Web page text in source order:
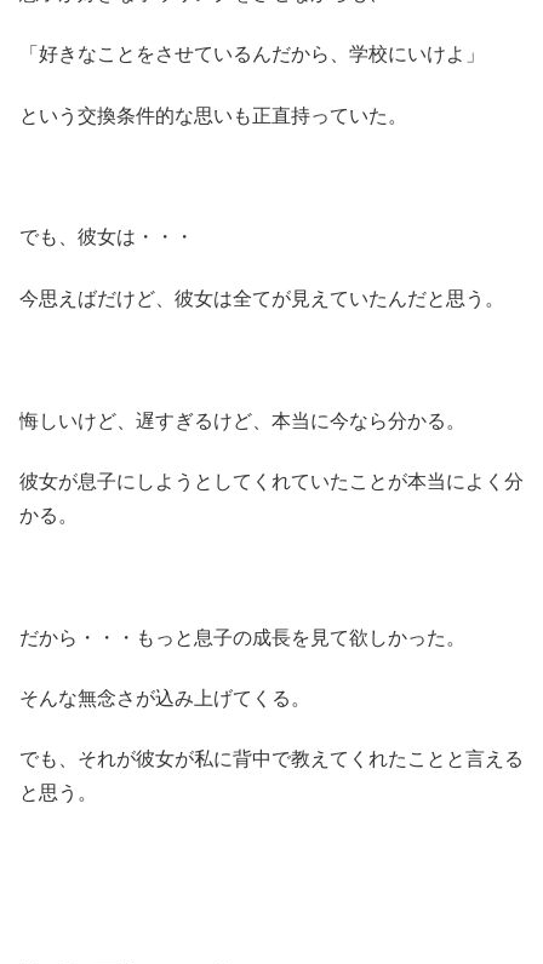
「好きなことをさせているんだから、学校にいけよ」
という交換条件的な思いも正直持っていた。
でも、彼女は・・・
今思えばだけど、彼女は全てが見えていたんだと思う。
悔しいけど、遅すぎるけど、本当に今なら分かる。
彼女が息子にしようとしてくれていたことが本当によく分
かる。
だから・・・もっと息子の成長を見て欲しかった。
そんな無念さが込み上げてくる。
でも、それが彼女が私に背中で教えてくれたことと言える
と思う。